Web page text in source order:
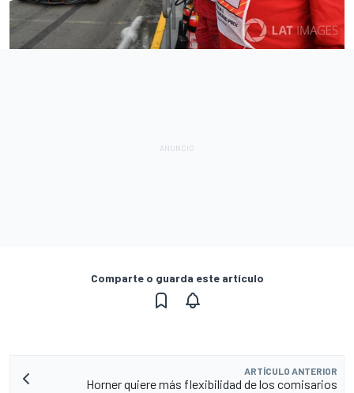
Comparte o guarda este artículo
ARTÍCULO ANTERIOR
Horner quiere más flexibilidad de los comisarios